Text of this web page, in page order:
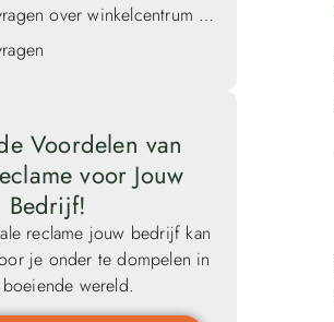
Veelgestelde vragen over winkelcentrum Getsewoud
Voordelen van
voor Jouw
Bedrijf!
reclame jouw bedrijf kan
je onder te dompelen in
wereld.